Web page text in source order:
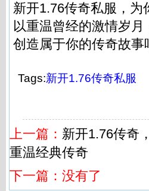
新开1.76传奇私服 ，
以重温曾经的激情岁
创造属于你的传奇故事
Tags:新开1.76传奇私服
上一篇： 新开1.76传奇
重温经典传奇
下一篇：没有了